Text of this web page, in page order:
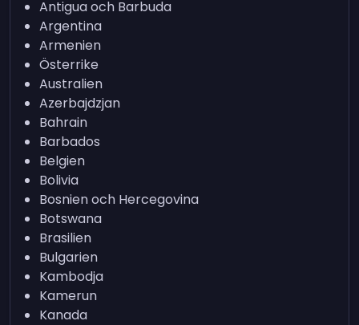
Antigua och Barbuda
Argentina
Armenien
Österrike
Australien
Azerbajdzjan
Bahrain
Barbados
Belgien
Bolivia
Bosnien och Hercegovina
Botswana
Brasilien
Bulgarien
Kambodja
Kamerun
Kanada